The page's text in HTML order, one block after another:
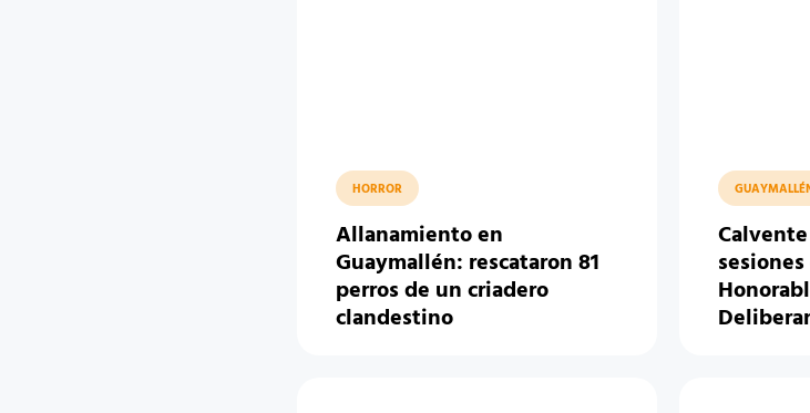
HORROR
Allanamiento en
Guaymallén: rescataron 81
perros de un criadero
clandestino